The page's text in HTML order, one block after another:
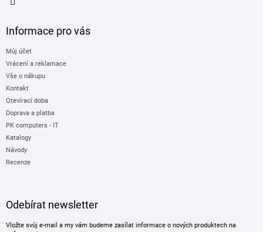
Informace pro vás
Můj účet
Vrácení a reklamace
Vše o nákupu
Kontakt
Otevírací doba
Doprava a platba
PK computers - IT
Katalogy
Návody
Recenze
Odebírat newsletter
Vložte svůj e-mail a my vám budeme zasílat informace o nových produktech na